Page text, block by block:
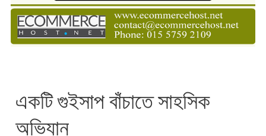
একটি গুইসাপ বাঁচাতে সাহসিক
অভিযান